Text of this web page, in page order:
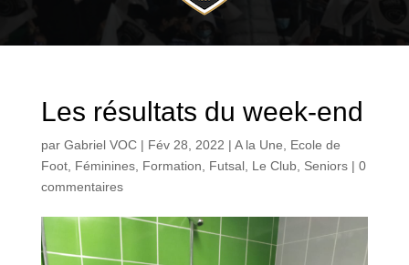
Les résultats du week-end
par Gabriel VOC| Fév 28, 2022 | A la Une, Ecole de
Foot, Féminines, Formation, Futsal, Le Club, Seniors| 0
commentaires